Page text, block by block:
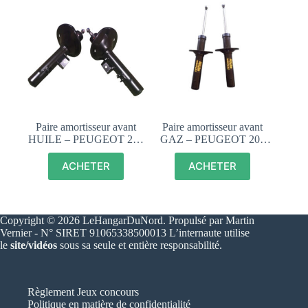
Paire amortisseur avant
HUILE – PEUGEOT 205
GTI, RALLYE,
DTURBO – RECORD
ACHETER
Paire amortisseur avant
GAZ – PEUGEOT 205
TOUS MODELES
SAUF GTI ET DTURBO
– RECORD MAXIGAZ
ACHETER
Copyright © 2026 LeHangarDuNord. Propulsé par Martin
Vernier - N° SIRET 91065338500013 L’internaute utilise
le site/vidéos sous sa seule et entière responsabilité.
Règlement Jeux concours
Politique en matière de confidentialité